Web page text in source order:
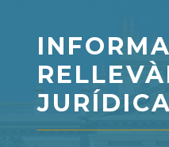
JURÍDICA